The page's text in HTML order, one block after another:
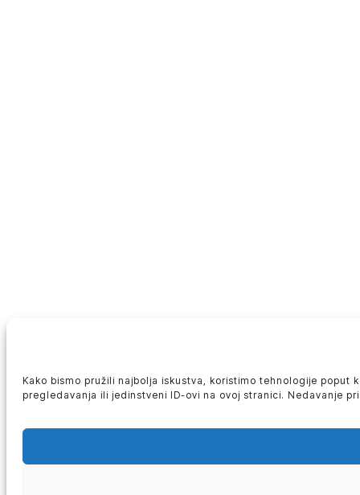
Kako bismo pružili najbolja iskustva, koristimo tehnologije
pregledavanja ili jedinstveni ID-ovi na ovoj stranici. Nedavanje